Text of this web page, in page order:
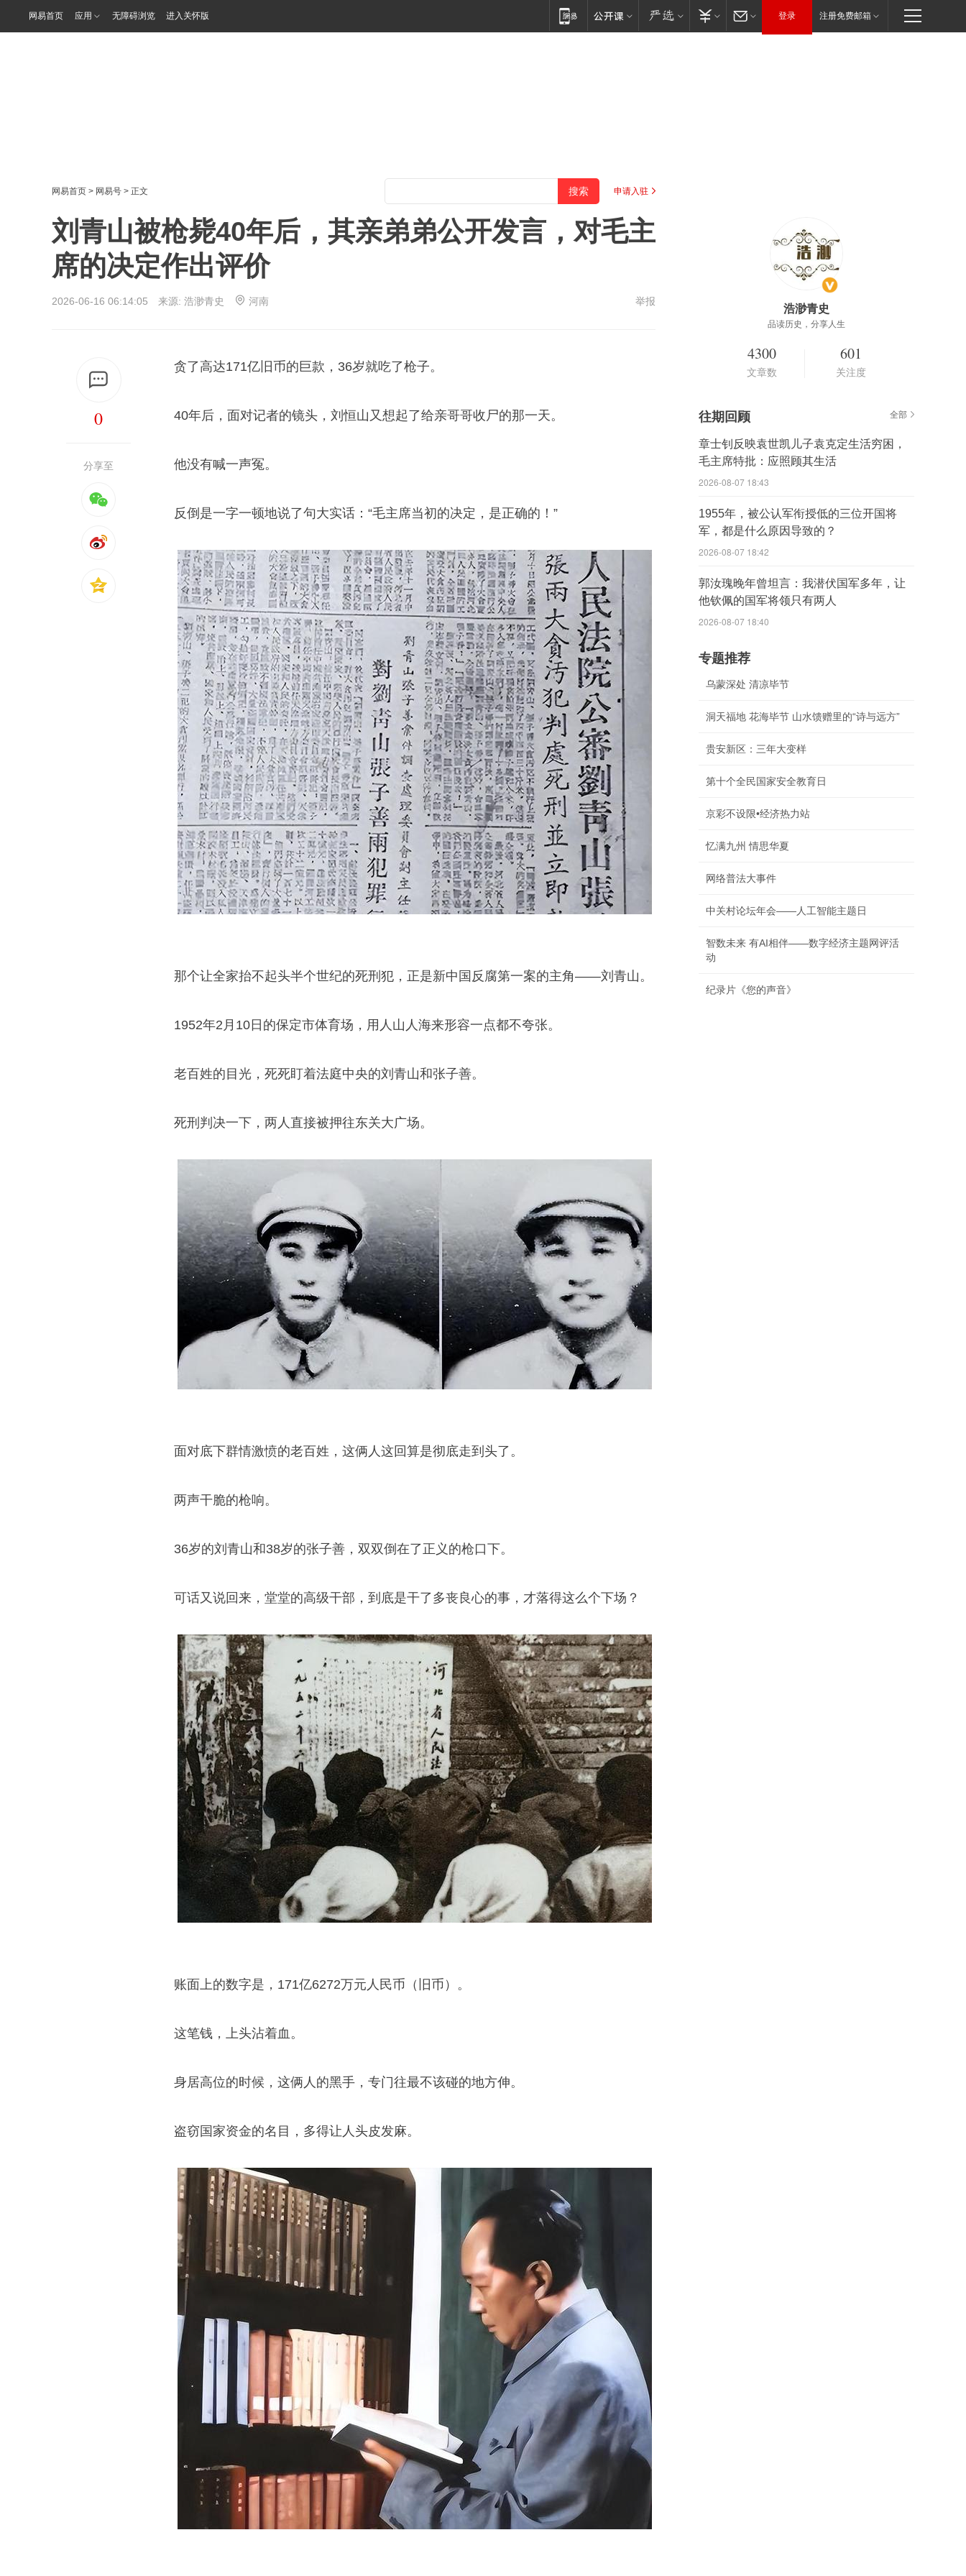
网易首页 应用 无障碍浏览 进入关怀版 登录 注册免费邮箱
网易首页 > 网易号 > 正文 申请入驻
刘青山被枪毙40年后，其亲弟弟公开发言，对毛主
席的决定作出评价
2026-06-16 06:14:05 来源: 浩渺青史 河南 举报
0
分享至
贪了高达171亿旧币的巨款，36岁就吃了枪子。
40年后，面对记者的镜头，刘恒山又想起了给亲哥哥收尸的那一天。
他没有喊一声冤。
反倒是一字一顿地说了句大实话：“毛主席当初的决定，是正确的！”
那个让全家抬不起头半个世纪的死刑犯，正是新中国反腐第一案的主角——刘青山。
1952年2月10日的保定市体育场，用人山人海来形容一点都不夸张。
老百姓的目光，死死盯着法庭中央的刘青山和张子善。
死刑判决一下，两人直接被押往东关大广场。
面对底下群情激愤的老百姓，这俩人这回算是彻底走到头了。
两声干脆的枪响。
36岁的刘青山和38岁的张子善，双双倒在了正义的枪口下。
可话又说回来，堂堂的高级干部，到底是干了多丧良心的事，才落得这么个下场？
账面上的数字是，171亿6272万元人民币（旧币）。
这笔钱，上头沾着血。
身居高位的时候，这俩人的黑手，专门往最不该碰的地方伸。
盗窃国家资金的名目，多得让人头皮发麻。
浩渺青史
品读历史，分享人生
4300
文章数
601
关注度
往期回顾 全部
章士钊反映袁世凯儿子袁克定生活穷困，
毛主席特批：应照顾其生活
2026-08-07 18:43
1955年，被公认军衔授低的三位开国将
军，都是什么原因导致的？
2026-08-07 18:42
郭汝瑰晚年曾坦言：我潜伏国军多年，让
他钦佩的国军将领只有两人
2026-08-07 18:40
专题推荐
乌蒙深处 清凉毕节
洞天福地 花海毕节 山水馈赠里的“诗与远方”
贵安新区：三年大变样
第十个全民国家安全教育日
京彩不设限•经济热力站
忆满九州 情思华夏
网络普法大事件
中关村论坛年会——人工智能主题日
智数未来 有AI相伴——数字经济主题网评活
动
纪录片《您的声音》